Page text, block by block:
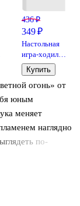
огонь» от
юным
меняет
наглядно
по-
наблюдать
и
436 ₽
349 ₽
Настольная
игра-ходилка
«Тайны
старого
замка»,
Дрофа-
Купить